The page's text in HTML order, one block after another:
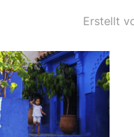
Erstellt